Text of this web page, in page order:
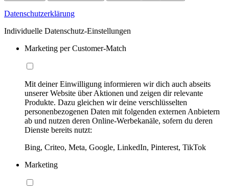
Datenschutzerklärung
Individuelle Datenschutz-Einstellungen
Marketing per Customer-Match
Mit deiner Einwilligung informieren wir dich auch abseits
unserer Website über Aktionen und zeigen dir relevante
Produkte. Dazu gleichen wir deine verschlüsselten
personenbezogenen Daten mit folgenden externen Anbietern
ab und nutzen deren Online-Werbekanäle, sofern du deren
Dienste bereits nutzt:
Bing, Criteo, Meta, Google, LinkedIn, Pinterest, TikTok
Marketing